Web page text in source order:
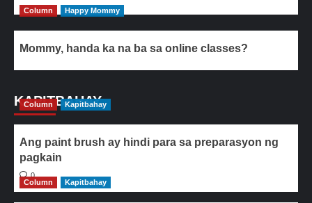
Column Happy Mommy
Mommy, handa ka na ba sa online classes?
KAPITBAHAY
Column Kapitbahay
Ang paint brush ay hindi para sa preparasyon ng
pagkain
0
Column
Kapitbahay